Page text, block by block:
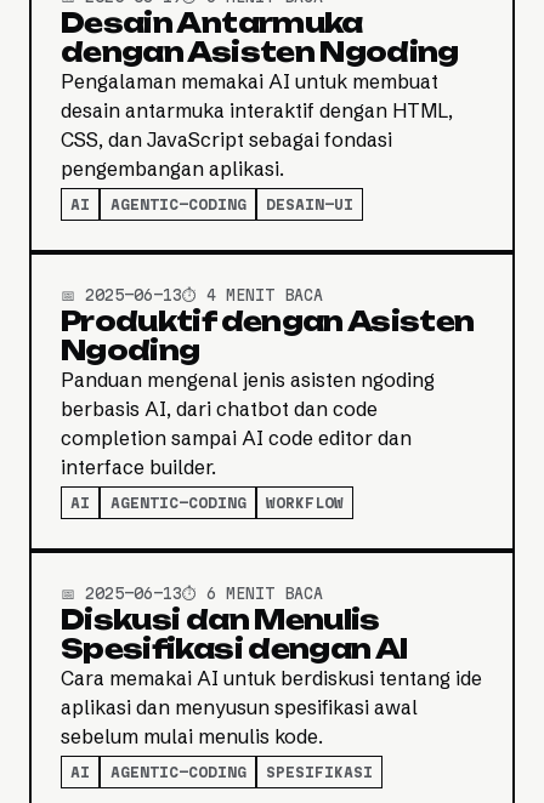
Desain Antarmuka
dengan Asisten Ngoding
Pengalaman memakai AI untuk membuat
desain antarmuka interaktif dengan HTML,
CSS, dan JavaScript sebagai fondasi
pengembangan aplikasi.
AI AGENTIC-CODING DESAIN-UI
📅 2025-06-13⏱️ 4 MENIT BACA
Produktif dengan Asisten
Ngoding
Panduan mengenal jenis asisten ngoding
berbasis AI, dari chatbot dan code
completion sampai AI code editor dan
interface builder.
AI AGENTIC-CODING WORKFLOW
📅 2025-06-13⏱️ 6 MENIT BACA
Diskusi dan Menulis
Spesifikasi dengan AI
Cara memakai AI untuk berdiskusi tentang ide
aplikasi dan menyusun spesifikasi awal
sebelum mulai menulis kode.
AI AGENTIC-CODING SPESIFIKASI